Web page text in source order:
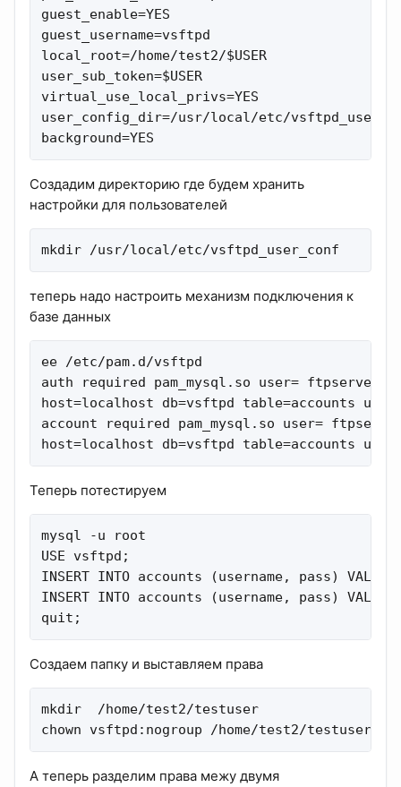
guest_enable=YES
guest_username=vsftpd
local_root=/home/test2/$USER
user_sub_token=$USER
virtual_use_local_privs=YES
user_config_dir=/usr/local/etc/
background=YES
Создадим директорию где будем хранить
настройки для пользователей
mkdir /usr/local/etc/vsftpd_user_conf
теперь надо настроить механизм подключения к
базе данных
ee /etc/pam.d/vsftpd
auth required pam_mysql.so user= ftpserver
host=localhost db=vsftpd table=accounts
account required pam_mysql.so user=
host=localhost db=vsftpd table=accounts
Теперь потестируем
mysql -u root
USE vsftpd;
INSERT INTO accounts (username, pass)
INSERT INTO accounts (username, pass)
quit;
Создаем папку и выставляем права
mkdir  /home/test2/testuser
chown vsftpd:nogroup /home/test2/testuser
А теперь разделим права межу двумя